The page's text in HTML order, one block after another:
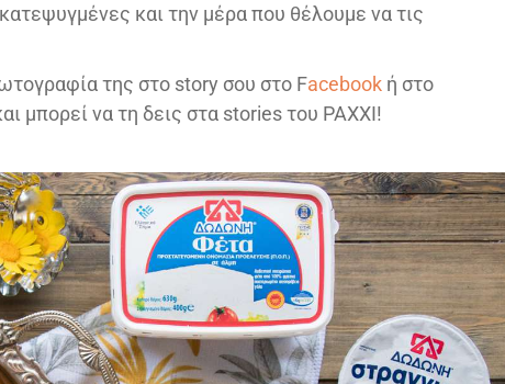
και την μέρα που θέλουμε να τις
της στο story σου στο Facebook ή στο
μπορεί να τη δεις στα stories του PAXXI!